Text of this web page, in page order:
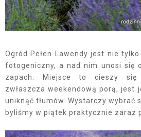
Ogród Pełen Lawendy jest nie
fotogeniczny, a nad nim unosi się
zapach. Miejsce to cieszy się
zwłaszcza weekendową porą, jest
uniknąć tłumów. Wystarczy wybrać
byliśmy w piątek praktycznie zaraz